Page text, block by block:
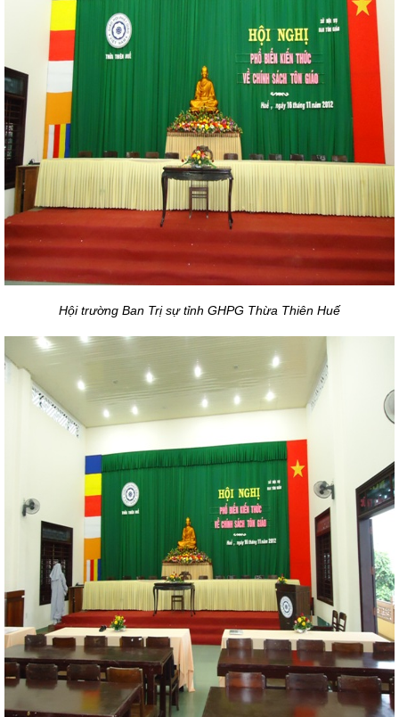
Hội trường Ban Trị sự tỉnh GHPG Thừa Thiên Huế